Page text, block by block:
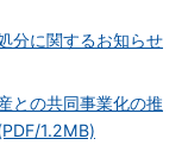
分に関するお知らせ
との共同事業化の推
1.2MB)